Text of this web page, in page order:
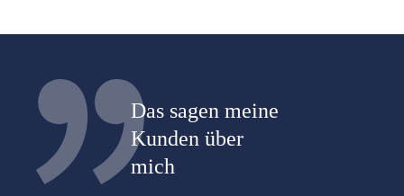
Das sagen meine
Kunden über
mich